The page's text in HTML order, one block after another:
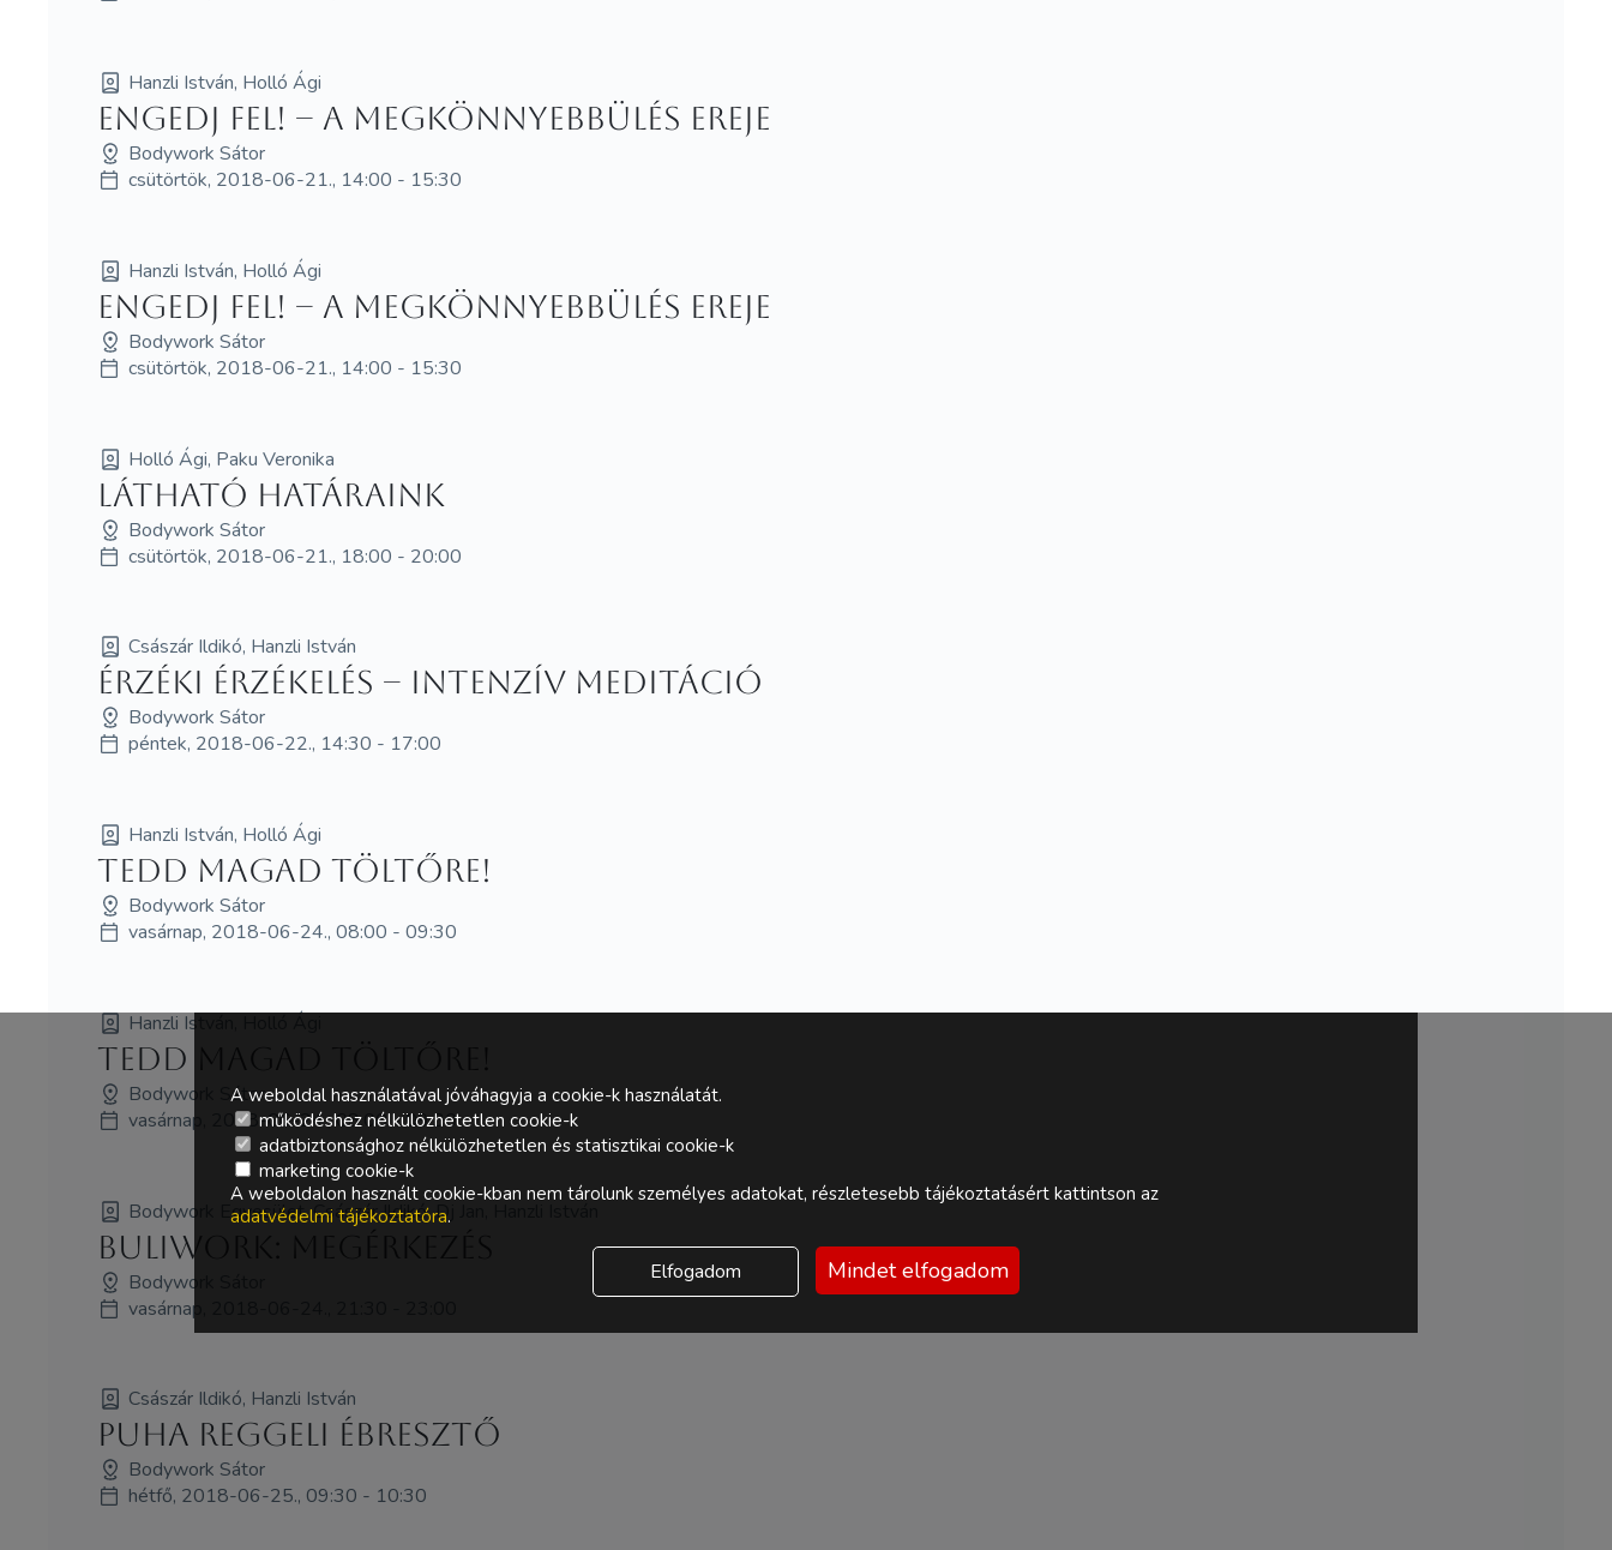
Hanzli István, Holló Ági
Engedj fel! – A megkönnyebbülés ereje
Bodywork Sátor
csütörtök, 2018-06-21., 14:00 - 15:30
Hanzli István, Holló Ági
Engedj fel! – A megkönnyebbülés ereje
Bodywork Sátor
csütörtök, 2018-06-21., 14:00 - 15:30
Holló Ági, Paku Veronika
Látható határaink
Bodywork Sátor
csütörtök, 2018-06-21., 18:00 - 20:00
Császár Ildikó, Hanzli István
Érzéki érzékelés – Intenzív meditáció
Bodywork Sátor
péntek, 2018-06-22., 14:30 - 17:00
Hanzli István, Holló Ági
Tedd magad töltőre!
Bodywork Sátor
vasárnap, 2018-06-24., 08:00 - 09:30
Hanzli István, Holló Ági
Tedd magad töltőre!
Bodywork Sátor
vasárnap, 2018-06-24., 08:00 - 09:30
Bodywork Egyesület, Császár Ildikó, Dj Jan, Hanzli István
Buliwork: Megérkezés
Bodywork Sátor
vasárnap, 2018-06-24., 21:30 - 23:00
Császár Ildikó, Hanzli István
Puha reggeli ébresztő
Bodywork Sátor
hétfő, 2018-06-25., 09:30 - 10:30
A weboldal használatával jóváhagyja a cookie-k használatát.
működéshez nélkülözhetetlen cookie-k
adatbiztonsághoz nélkülözhetetlen és statisztikai cookie-k
marketing cookie-k
A weboldalon használt cookie-kban nem tárolunk személyes adatokat, részletesebb tájékoztatásért kattintson az
adatvédelmi tájékoztatóra.
Elfogadom Mindet elfogadom